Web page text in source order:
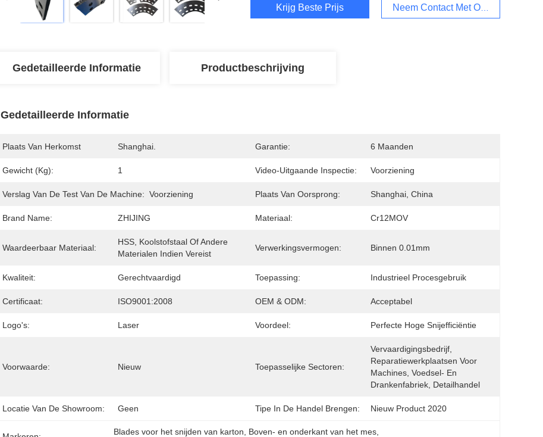
Krijg Beste Prijs Neem Contact Met Ons Op
Gedetailleerde Informatie Productbeschrijving
Gedetailleerde Informatie
Plaats Van Herkomst Shanghai. Garantie: 6 Maanden
Gewicht (kg): 1 Video-Uitgaande Inspectie: Voorziening
Verslag Van De Test Van De Machine: Voorziening Plaats Van Oorsprong: Shanghai, China
Brand Name: ZHIJING Materiaal: Cr12MOV
Waardeerbaar Materiaal:
HSS, Koolstofstaal Of Andere
Materialen Indien Vereist
Verwerkingsvermogen: Binnen 0.01mm
Kwaliteit: Gerechtvaardigd Toepassing: Industrieel Procesgebruik
Certificaat: ISO9001:2008 OEM & ODM: Acceptabel
Logo's: Laser Voordeel: Perfecte Hoge Snijefficiëntie
Voorwaarde: Nieuw Toepasselijke Sectoren:
Vervaardigingsbedrijf,
Reparatiewerkplaatsen Voor
Machines, Voedsel- En
Drankenfabriek, Detailhandel
Locatie Van De Showroom: Geen Tipe In De Handel Brengen: Nieuw Product 2020
Blades voor het snijden van karton Boven- en onderkant van het mes